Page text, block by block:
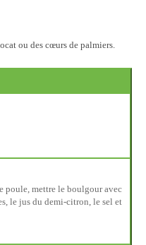
ou des cœurs de palmiers.
poule, mettre le boulgour avec
le jus du demi-citron, le sel et